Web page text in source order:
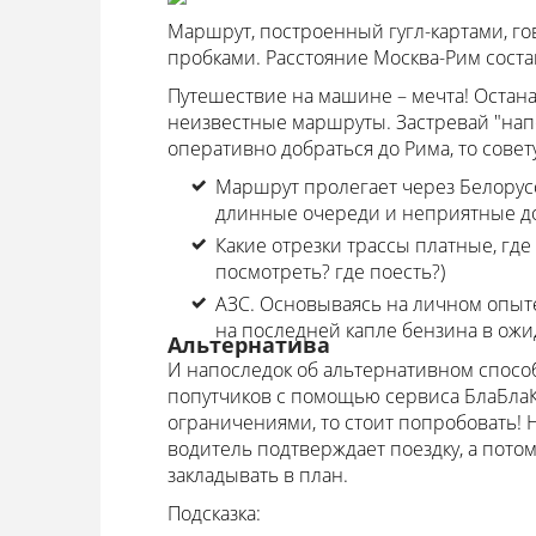
Маршрут, построенный гугл-картами,
пробками. Расстояние Москва-Рим
Путешествие на машине – мечта!
неизвестные маршруты. Застревай
оперативно добраться до Рима, то
Маршрут пролегает через
длинные очереди и неприятные
Какие отрезки трассы платные,
посмотреть? где поесть?)
АЗС. Основываясь на личном
на последней капле бензина в
Альтернатива
И напоследок об альтернативном
попутчиков с помощью сервиса
ограничениями, то стоит попробовать!
водитель подтверждает поездку, а
закладывать в план.
Подсказка: